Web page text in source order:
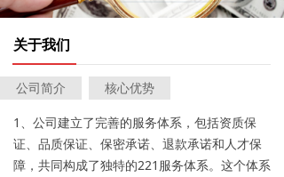
关于我们
公司简介
1、公司建立了完善的服务体系，包括资质保
证、品质保证、保密承诺、退款承诺和人才保
障，共同构成了独特的221服务体系。这个体系
核心优势